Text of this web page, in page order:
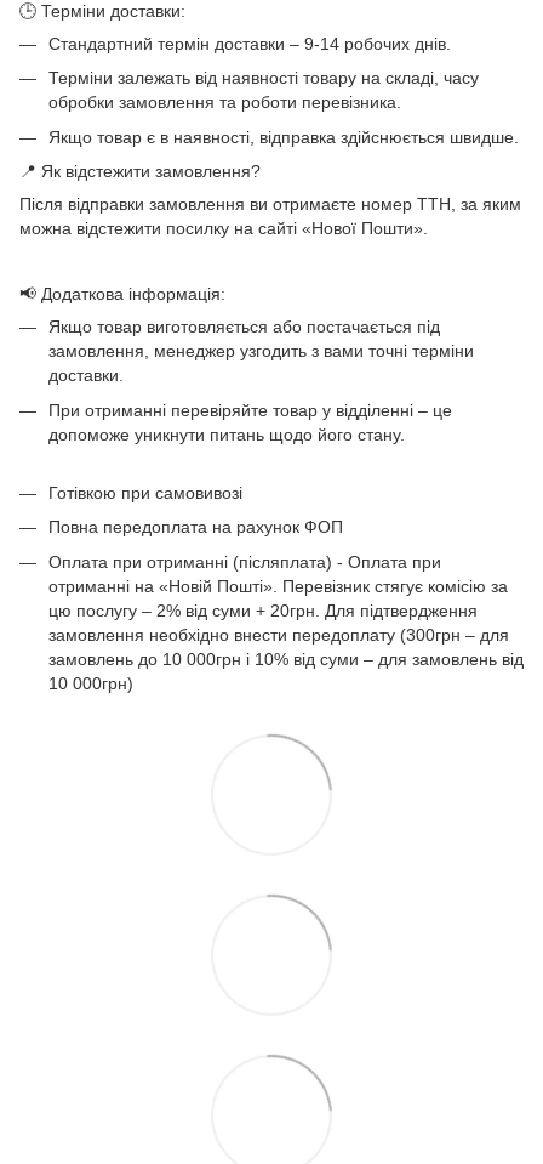
🕒 Терміни доставки:
Стандартний термін доставки – 9-14 робочих днів.
Терміни залежать від наявності товару на складі, часу
обробки замовлення та роботи перевізника.
Якщо товар є в наявності, відправка здійснюється швидше.
📍 Як відстежити замовлення?
Після відправки замовлення ви отримаєте номер ТТН, за яким
можна відстежити посилку на сайті «Нової Пошти».
📢 Додаткова інформація:
Якщо товар виготовляється або постачається під
замовлення, менеджер узгодить з вами точні терміни
доставки.
При отриманні перевіряйте товар у відділенні – це
допоможе уникнути питань щодо його стану.
Готівкою при самовивозі
Повна передоплата на рахунок ФОП
Оплата при отриманні (післяплата) - Оплата при
отриманні на «Новій Пошті». Перевізник стягує комісію за
цю послугу – 2% від суми + 20грн. Для підтвердження
замовлення необхідно внести передоплату (300грн – для
замовлень до 10 000грн і 10% від суми – для замовлень від
10 000грн)